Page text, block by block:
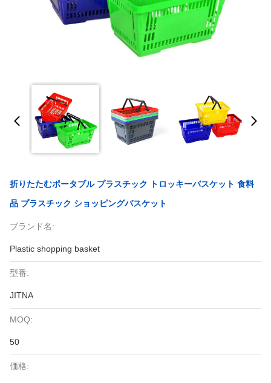
折りたたむポータブル プラスチック トロッキーバスケット 食料
品 プラスチック ショッピングバスケット
ブランド名:
Plastic shopping basket
型番:
JITNA
MOQ:
50
価格: